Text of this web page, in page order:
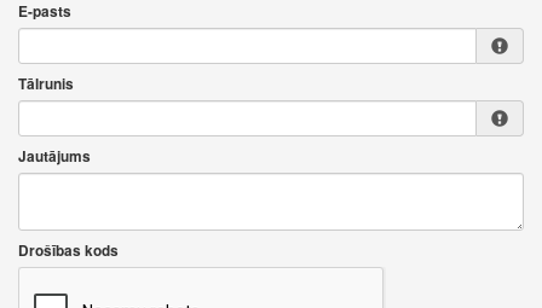
E-pasts
Tālrunis
Jautājums
Drošības kods